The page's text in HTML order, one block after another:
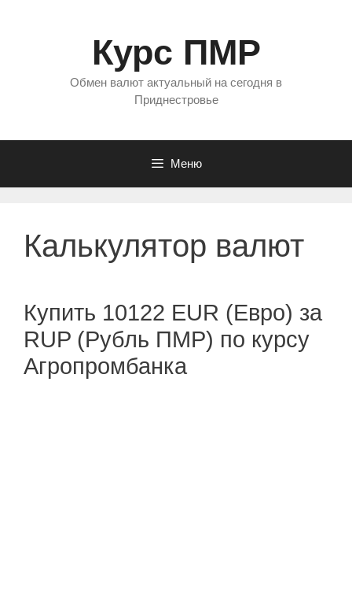
Курс ПМР
Обмен валют актуальный на сегодня в
Приднестровье
Меню
Калькулятор валют
Купить 10122 EUR (Евро) за
RUP (Рубль ПМР) по курсу
Агропромбанка